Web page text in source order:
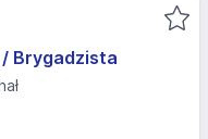
Brygadzista